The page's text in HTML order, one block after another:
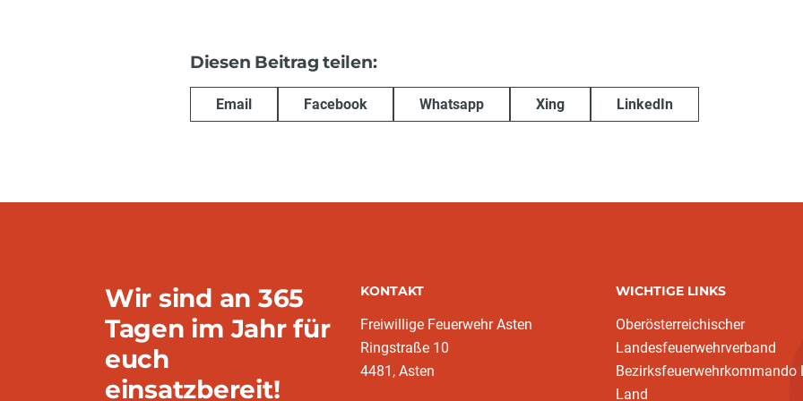
Diesen Beitrag teilen:
Email Facebook Whatsapp Xing LinkedIn
Wir sind an 365
Tagen im Jahr für
euch
einsatzbereit!
KONTAKT
Freiwillige Feuerwehr Asten
Ringstraße 10
4481, Asten
WICHTIGE LINKS
Oberösterreichischer
Landesfeuerwehrverband
Bezirksfeuerwehrkommando
Land